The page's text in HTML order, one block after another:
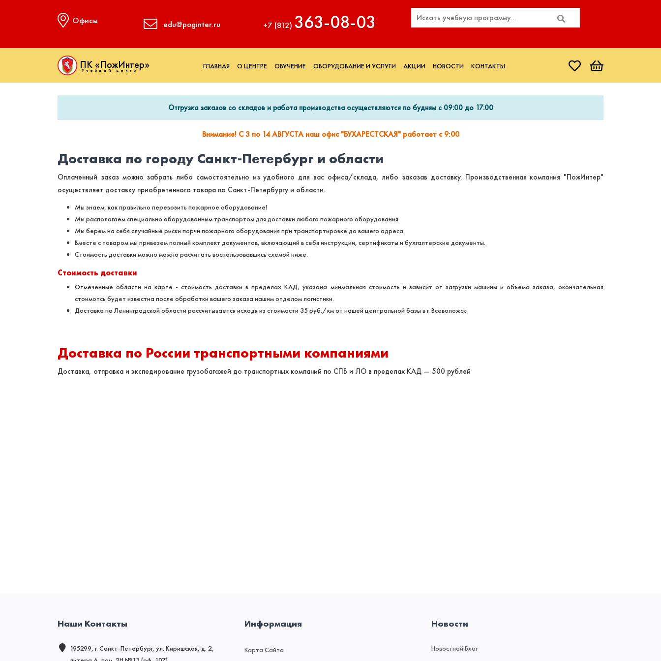
Офисы edu@poginter.ru +7 (812) 363‑08‑03
ПК «ПожИнтер»
Учебный центр ГЛАВНАЯ О ЦЕНТРЕ ОБУЧЕНИЕ ОБОРУДОВАНИЕ И УСЛУГИ АКЦИИ НОВОСТИ КОНТАКТЫ
Отгрузка заказов со складов и работа производства осуществляются по будням с 09:00 до 17:00
Внимание! С 3 по 14 АВГУСТА наш офис "БУХАРЕСТСКАЯ" работает с 9:00
Доставка по городу Санкт-Петербург и области
Оплаченный заказ можно забрать либо самостоятельно из удобного для вас офиса/склада, либо заказав доставку. Производственная компания "ПожИнтер"
осуществляет доставку приобретенного товара по Санкт-Петербургу и области.
Мы знаем, как правильно перевозить пожарное оборудование!
Мы располагаем специально оборудованным транспортом для доставки любого пожарного оборудования
Мы берем на себя случайные риски порчи пожарного оборудования при транспортировке до вашего адреса.
Вместе с товаром мы привезем полный комплект документов, включающий в себя инструкции, сертификаты и бухгалтерские документы.
Стоимость доставки можно можно расчитать воспользовавшись схемой ниже.
Стоимость доставки
Отмеченные области на карте - стоимость доставки в пределах КАД, указана минмальная стоимость и зависит от загрузки машины и объема заказа, окончательная
стоимотсь будет известна после обработки вашего заказа нашим отделом логистики.
Доставка по Ленинградской области рассчитывается исходя из стоимости 35 руб./км от нашей центральной базы в г. Всеволожск
Доставка по России транспортными компаниями
Доставка, отправка и экспедирование грузобагажей до транспортных компаний по СПБ и ЛО в пределах КАД — 500 рублей
Наши Контакты
195299, г. Санкт-Петербург, ул. Киришская, д. 2,
Информация
Карта Сайта
Новости
Новостной Блог